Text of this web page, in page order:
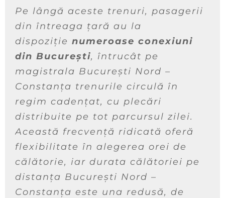
Pe lângă aceste trenuri, pasagerii
din întreaga țară au la
dispoziție numeroase conexiuni
din București, întrucât pe
magistrala București Nord –
Constanța trenurile circulă în
regim cadențat, cu plecări
distribuite pe tot parcursul zilei.
Această frecvență ridicată oferă
flexibilitate în alegerea orei de
călătorie, iar durata călătoriei pe
distanța București Nord –
Constanța este una redusă, de